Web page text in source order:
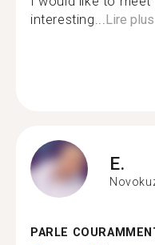
interesting...Lire plus
E.
PARLE